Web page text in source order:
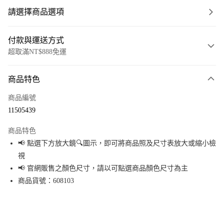
請選擇商品選項
付款與運送方式
超取滿NT$888免運
信用卡一次付款
Apple Pay
街口支付
悠遊付
商品特色
商品編號
11505439
商品特色
📢 點選下方放大鏡🔍圖示，即可將商品照及尺寸表放大或縮小檢
視
📢 官網販售之顏色尺寸，請以可點選商品顏色尺寸為主
商品貨號：608103